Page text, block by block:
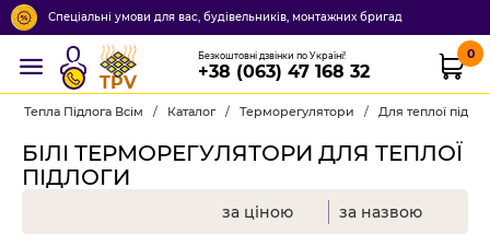
Спеціальні умови для вас, будівельників, монтажних бригад
TPV
Безкоштовні дзвінки по Україні!
+38 (063) 47 168 32
0
Тепла Підлога Всім / Каталог / Терморегулятори / Для теплої
БІЛІ ТЕРМОРЕГУЛЯТОРИ ДЛЯ ТЕПЛОЇ
ПІДЛОГИ
за ціною за назвою